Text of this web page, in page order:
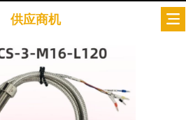
供应商机